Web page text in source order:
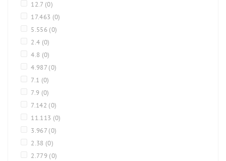
12.7 (0)
17.463 (0)
5.556 (0)
2.4 (0)
4.8 (0)
4.987 (0)
7.1 (0)
7.9 (0)
7.142 (0)
11.113 (0)
3.967 (0)
2.38 (0)
2.779 (0)